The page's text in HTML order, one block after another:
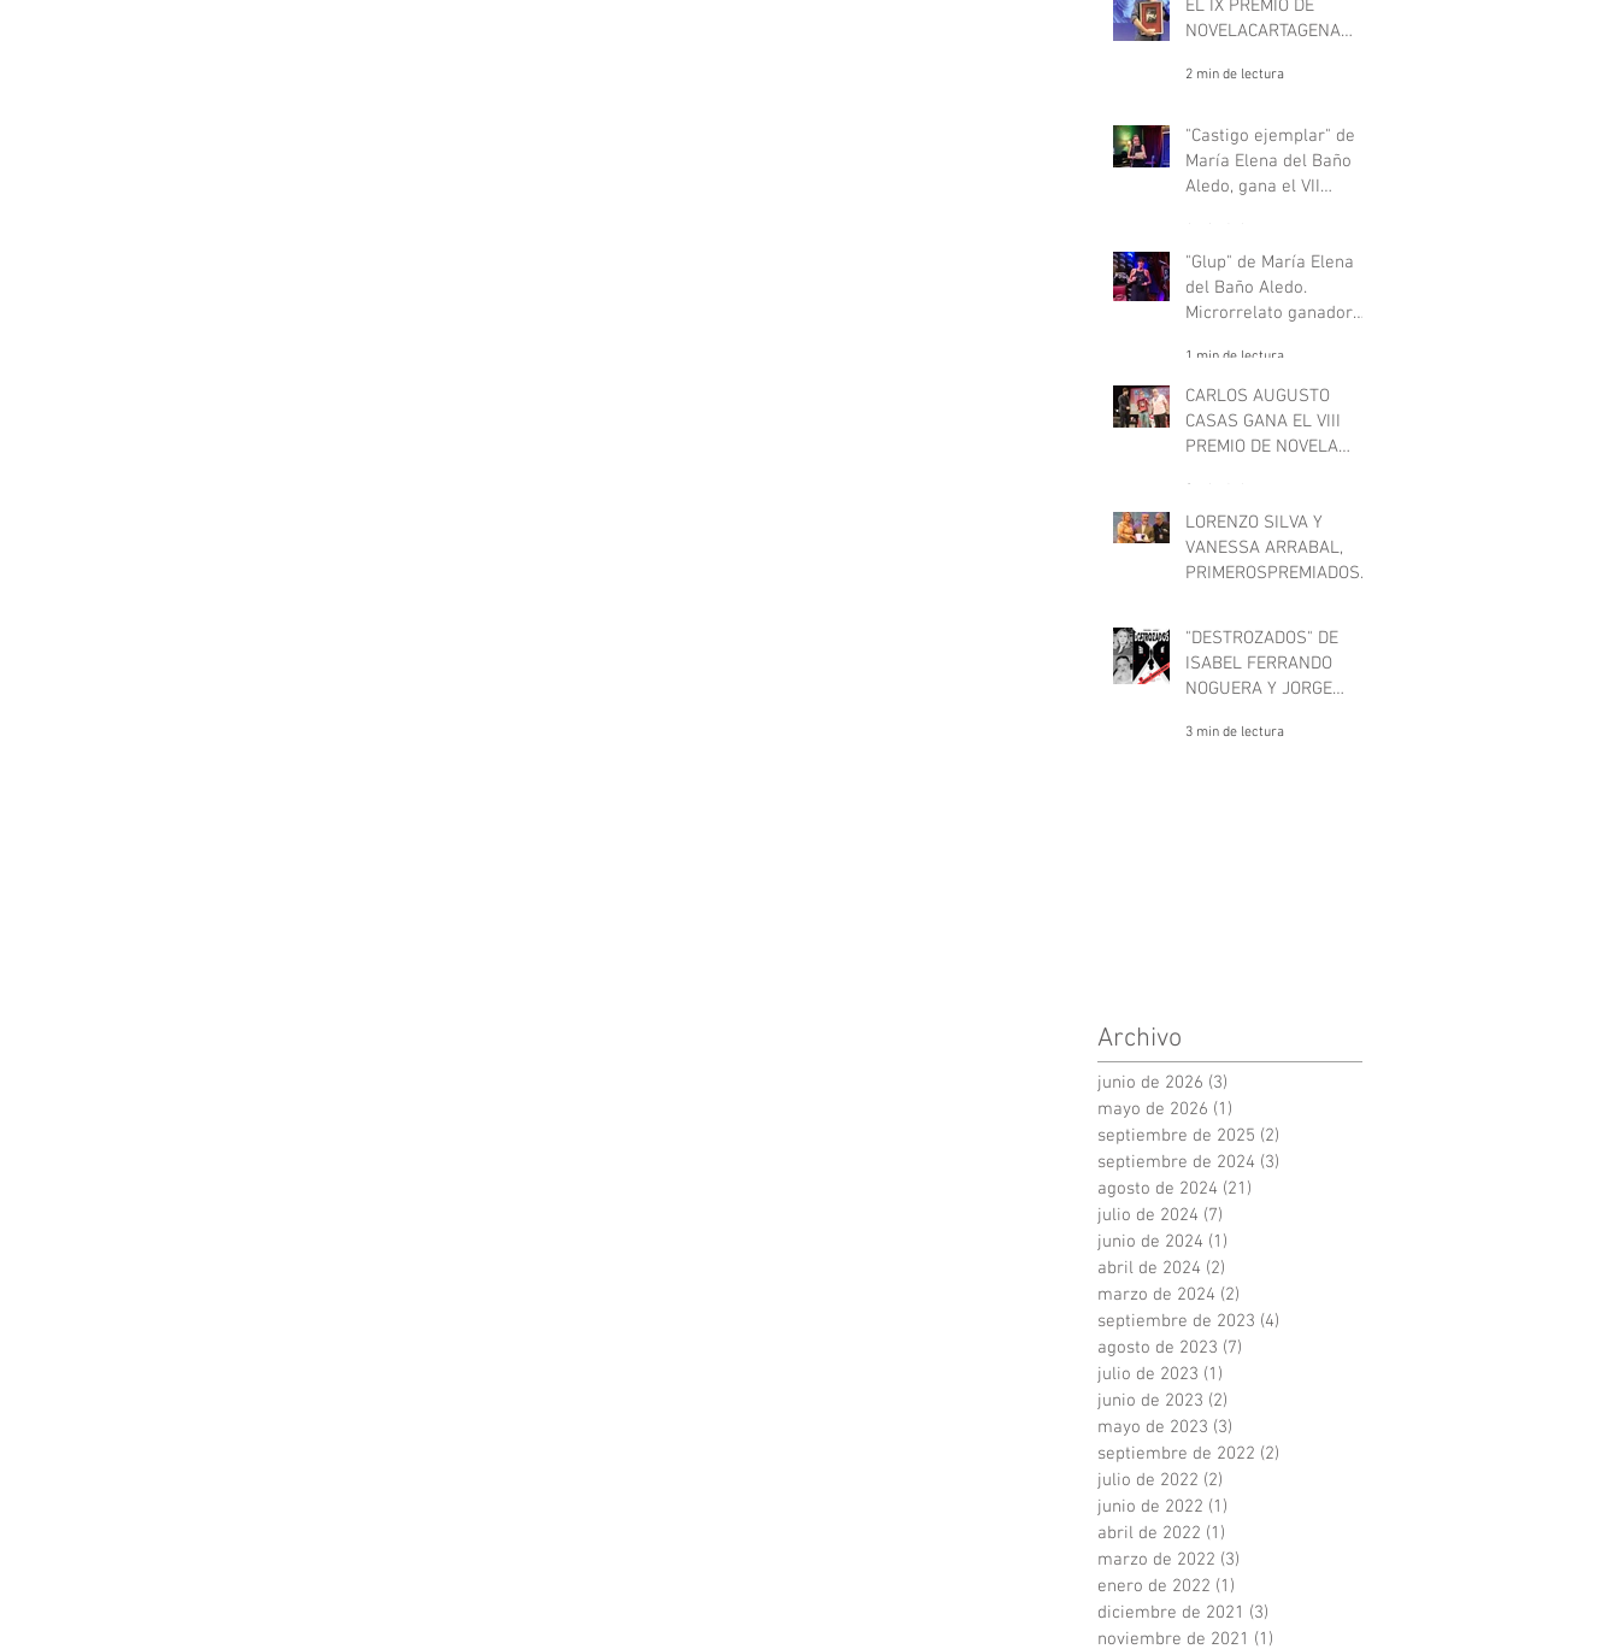
EL IX PREMIO DE
NOVELACARTAGENA
2 min de lectura
"Castigo ejemplar" de
María Elena del Baño
Aledo, gana el VII
"Deje aquí su sombrero".
"Glup" de María Elena
del Baño Aledo.
Microrrelato ganador
microrrelatos negros,
"Deje aquí su sombrero"
1 min de lectura
CARLOS AUGUSTO
CASAS GANA EL VIII
PREMIO DE NOVELA
LORENZO SILVA Y
VANESSA ARRABAL,
PRIMEROSPREMIADOS
"DESTROZADOS" DE
ISABEL FERRANDO
NOGUERA Y JORGE
3 min de lectura
Archivo
junio de 2026 (3)
mayo de 2026 (1)
septiembre de 2025 (2)
septiembre de 2024 (3)
agosto de 2024 (21)
julio de 2024 (7)
junio de 2024 (1)
abril de 2024 (2)
marzo de 2024 (2)
septiembre de 2023 (4)
agosto de 2023 (7)
julio de 2023 (1)
junio de 2023 (2)
mayo de 2023 (3)
septiembre de 2022 (2)
julio de 2022 (2)
junio de 2022 (1)
abril de 2022 (1)
marzo de 2022 (3)
enero de 2022 (1)
diciembre de 2021 (3)
noviembre de 2021 (1)